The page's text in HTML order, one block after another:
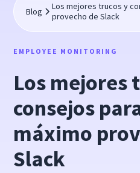
Blog
Los mejores trucos y
provecho de Slack
EMPLOYEE MONITORING
Los mejores
consejos
máximo
Slack